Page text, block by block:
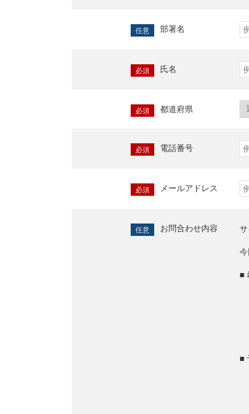
任意 部署名
必須 氏名
必須 都道府県
必須 電話番号
必須 メールアドレス
任意 お問合わせ内容
■
■